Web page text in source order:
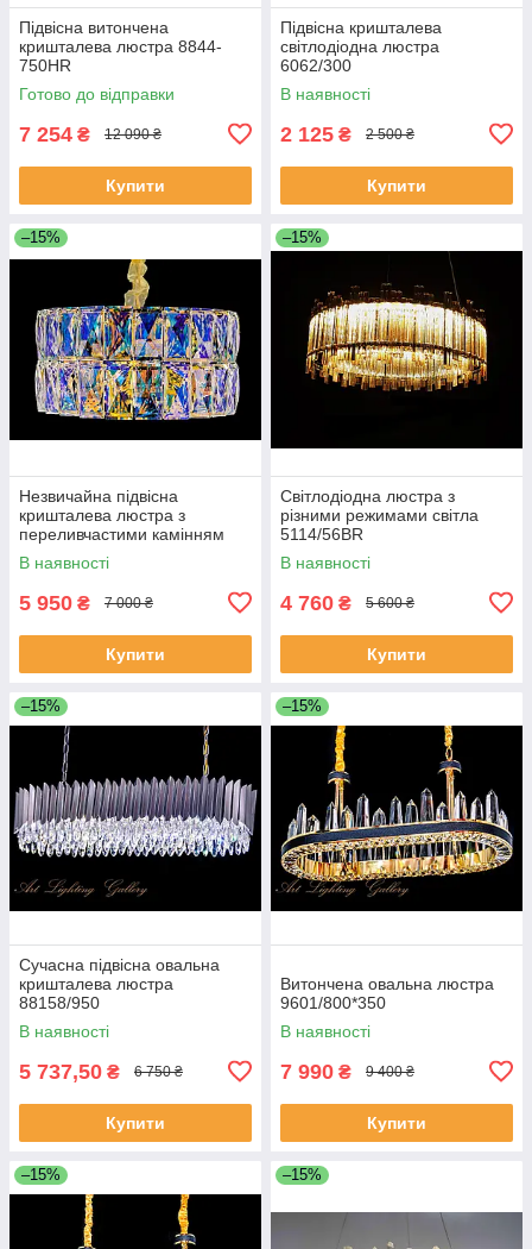
Підвісна витончена
кришталева люстра 8844-
750HR
Готово до відправки
7 254 ₴ 12 090 ₴
Купити
Підвісна кришталева
світлодіодна люстра
6062/300
В наявності
2 125 ₴ 2 500 ₴
Купити
–15%
Незвичайна підвісна
кришталева люстра з
переливчастими камінням
J028/500
В наявності
5 950 ₴ 7 000 ₴
Купити
–15%
Світлодіодна люстра з
різними режимами світла
5114/56BR
В наявності
4 760 ₴ 5 600 ₴
Купити
–15%
Сучасна підвісна овальна
кришталева люстра
88158/950
В наявності
5 737,50 ₴ 6 750 ₴
Купити
–15%
Витончена овальна люстра
9601/800*350
В наявності
7 990 ₴ 9 400 ₴
Купити
–15% –15%